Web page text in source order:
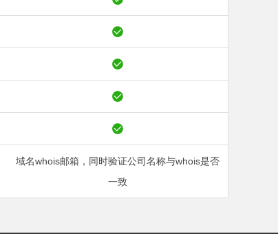
域名whois邮箱，同时验证公司名称与whois是否
一致